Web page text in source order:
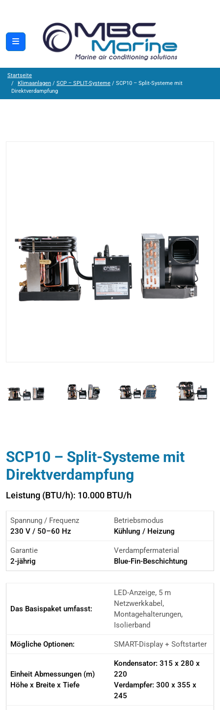
Startseite
Klimaanlagen / SCP – SPLIT-Systeme / SCP10 – Split-Systeme mit
Direktverdampfung
SCP10 – Split-Systeme mit
Direktverdampfung
Leistung (BTU/h): 10.000 BTU/h
Spannung / Frequenz
230 V / 50–60 Hz
Betriebsmodus
Kühlung / Heizung
Garantie
2-jährig
Verdampfermaterial
Blue-Fin-Beschichtung
Das Basispaket umfasst:
LED-Anzeige, 5 m
Netzwerkkabel,
Montagehalterungen,
Isolierband
Mögliche Optionen: SMART-Display + Softstarter
Einheit Abmessungen (m)
Höhe x Breite x Tiefe
Kondensator: 315 x 280 x
220
Verdampfer: 300 x 355 x
245